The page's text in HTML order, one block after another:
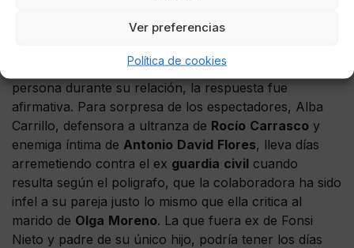
Ver preferencias
Política de cookies
ocurrido entre la colaboradora y su ex pareja Santi
hubiese sido porque Alba tuvo un affaire con otra
persona durante su relación, la respuesta fue
afirmativa. Para sorpresa de los espectadores, Alba
Carrillo, defensora a ultranza de Rocío Carrasco y
enemiga íntima de Antonio David Flores, lleva días
arremetiendo contra el ex guardia civil cuando
resulta según el poligrafo, que la colaboradora ha sido
infel a su pareja justo lo mismo que ella critica al
marido de Olga Moreno. La que fuera ex de Fonsi
Nieto y padre de su único hijo, podría tener los días